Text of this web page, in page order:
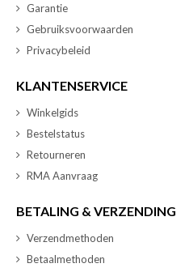
Garantie
Gebruiksvoorwaarden
Privacybeleid
KLANTENSERVICE
Winkelgids
Bestelstatus
Retourneren
RMA Aanvraag
BETALING & VERZENDING
Verzendmethoden
Betaalmethoden